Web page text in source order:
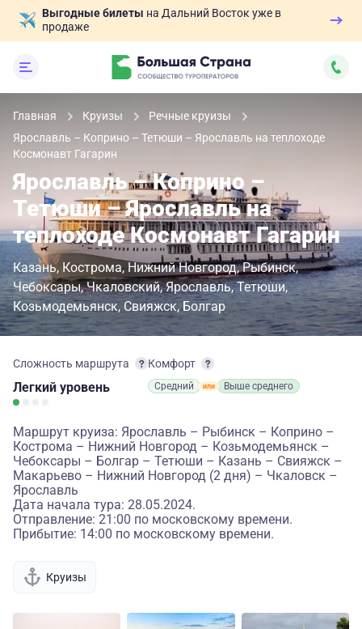
Выгодные билеты на Дальний Восток уже в
продаже
Главная Круизы
Речные круизы
Ярославль – Коприно – Тетюши – Ярославль на теплоходе
Космонавт Гагарин
Ярославль – Коприно –
Тетюши – Ярославль на
теплоходе Космонавт Гагарин
Казань Кострома Нижний Новгород Рыбинск
Чебоксары Чкаловский Ярославль Тетюши
Козьмодемьянск Свияжск Болгар
Сложность маршрута
Легкий уровень
Комфорт
Средний Выше среднего
Маршрут круиза: Ярославль – Рыбинск – Коприно –
Кострома – Нижний Новгород – Козьмодемьянск –
Чебоксары – Болгар – Тетюши – Казань – Свияжск –
Макарьево – Нижний Новгород (2 дня) – Чкаловск –
Ярославль
Дата начала тура: 28.05.2024.
Отправление: 21:00 по московскому времени.
Прибытие: 14:00 по московскому времени.
Круизы